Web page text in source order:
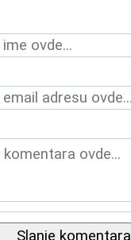
Slanje komentara